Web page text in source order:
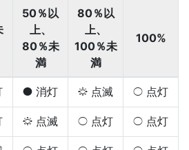
50％以
上、
80％未
満
80％以
上、
100％未
満
100%
I 消灯 H 点滅 K 点灯
H 点滅 K 点灯 K 点灯